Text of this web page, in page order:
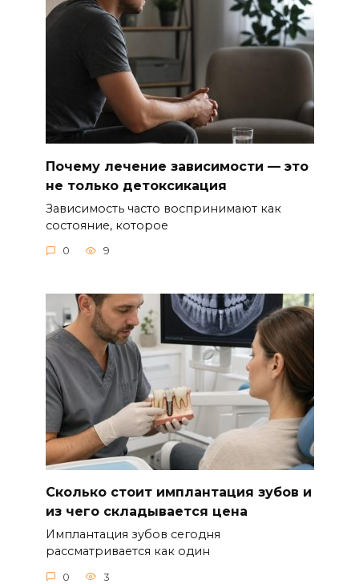
Почему лечение зависимости — это
не только детоксикация
Зависимость часто воспринимают как
состояние, которое
0 9
Сколько стоит имплантация зубов и
из чего складывается цена
Имплантация зубов сегодня
рассматривается как один
0 3